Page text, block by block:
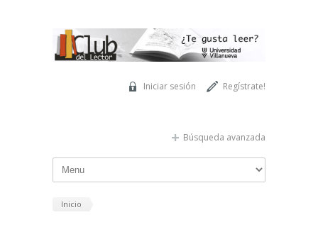
Regístrate!
Iniciar sesión
Búsqueda avanzada
Inicio